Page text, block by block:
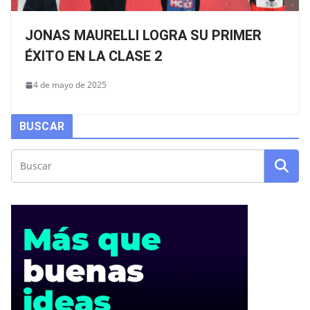
JONAS MAURELLI LOGRA SU PRIMER
ÉXITO EN LA CLASE 2
4 de mayo de 2025
BUSCAR